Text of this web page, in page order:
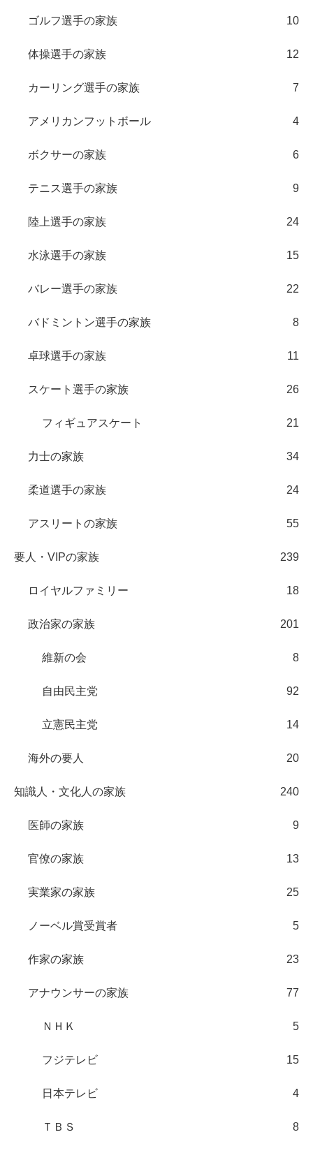
ゴルフ選手の家族 10
体操選手の家族 12
カーリング選手の家族 7
アメリカンフットボール 4
ボクサーの家族 6
テニス選手の家族 9
陸上選手の家族 24
水泳選手の家族 15
バレー選手の家族 22
バドミントン選手の家族 8
卓球選手の家族 11
スケート選手の家族 26
フィギュアスケート 21
力士の家族 34
柔道選手の家族 24
アスリートの家族 55
要人・VIPの家族 239
ロイヤルファミリー 18
政治家の家族 201
維新の会 8
自由民主党 92
立憲民主党 14
海外の要人 20
知識人・文化人の家族 240
医師の家族 9
官僚の家族 13
実業家の家族 25
ノーベル賞受賞者 5
作家の家族 23
アナウンサーの家族 77
ＮＨＫ 5
フジテレビ 15
日本テレビ 4
ＴＢＳ 8